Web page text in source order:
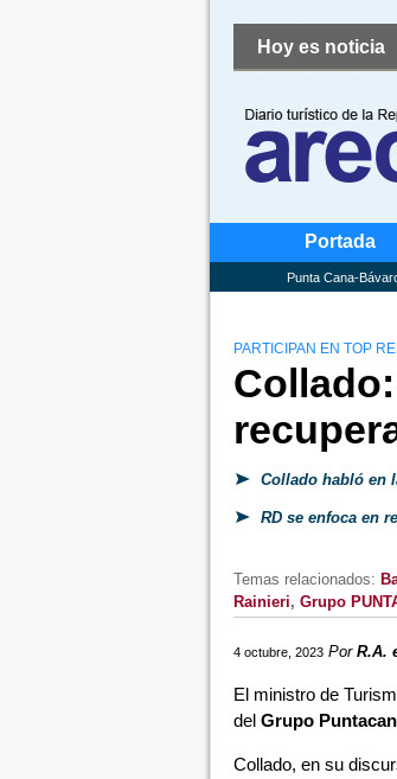
Hoy es noticia
Portada
Punta Cana-
PARTICIPAN EN TOP
Collado habló en
RD se enfoca en
Temas relacionados:
Rainieri, Grupo
4 octubre, 2023 Por R.A.
El ministro de
del Grupo
Collado, en su